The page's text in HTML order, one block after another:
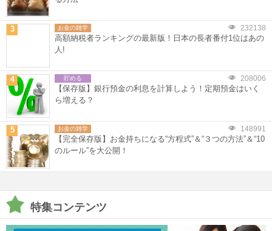
3 お金の雑学 232138
高額納税者ランキングの最新版！日本の長者番付1位はあの
人!
4 貯める 208006
【保存版】銀行預金の利息を計算しよう！定期預金はいく
ら増える？
5 お金の雑学 148991
【完全保存版】お金持ちになる“方程式”＆“３つの方法”＆“10
のルール”を大公開！
特集コンテンツ